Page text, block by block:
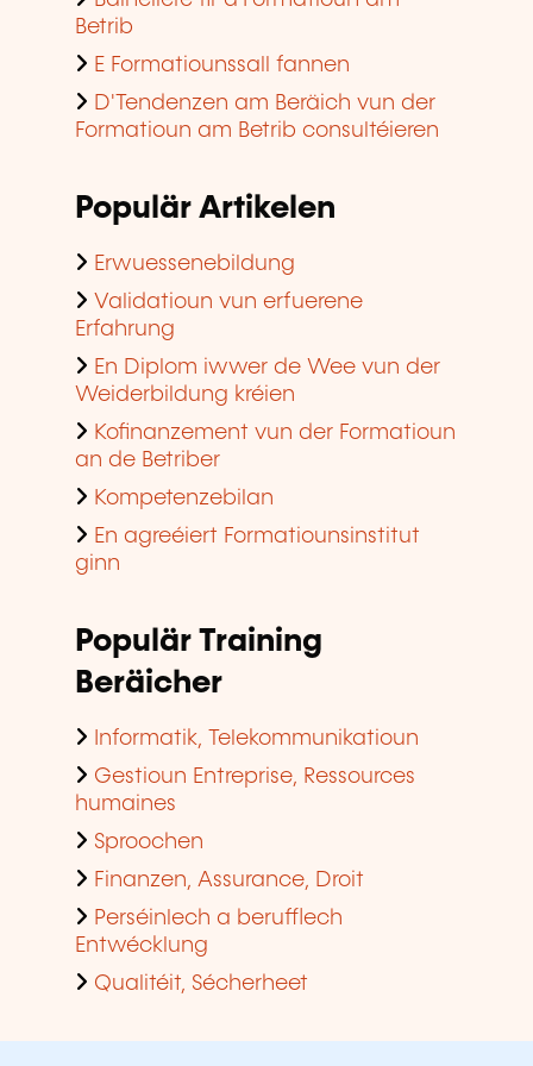
Betrib
E Formatiounssall fannen
D'Tendenzen am Beräich vun der
Formatioun am Betrib consultéieren
Populär Artikelen
Erwuessenebildung
Validatioun vun erfuerene
Erfahrung
En Diplom iwwer de Wee vun der
Weiderbildung kréien
Kofinanzement vun der Formatioun
an de Betriber
Kompetenzebilan
En agreéiert Formatiounsinstitut
ginn
Populär Training
Beräicher
Informatik, Telekommunikatioun
Gestioun Entreprise, Ressources
humaines
Sproochen
Finanzen, Assurance, Droit
Perséinlech a berufflech
Entwécklung
Qualitéit, Sécherheet